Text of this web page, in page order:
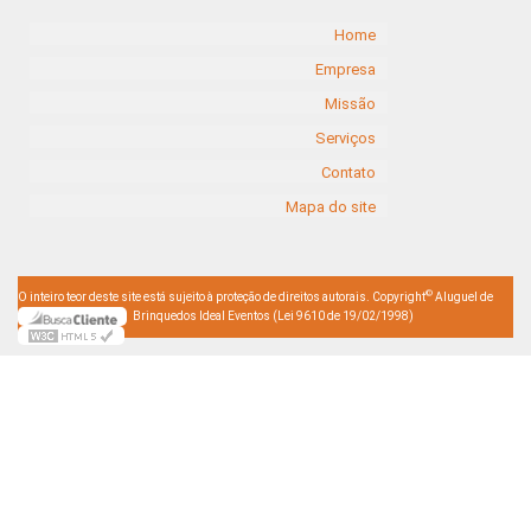
Home
Empresa
Missão
Serviços
Contato
Mapa do site
O inteiro teor deste site está sujeito à proteção de direitos autorais. Copyright© Aluguel de
Brinquedos Ideal Eventos (Lei 9610 de 19/02/1998)